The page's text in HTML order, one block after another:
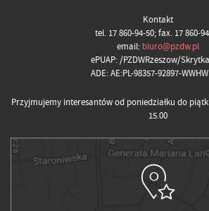
Kontakt
tel. 17 860-94-50; fax. 17 860-
email: biuro@pzdw.pl
ePUAP: /PZDWRzeszow/
ADE: AE:PL-98357-92897-
Przyjmujemy interesantów od poniedziałku do
15.00